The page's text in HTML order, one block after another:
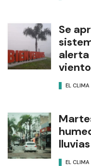
Se
EL CLIMA
EL CLIMA